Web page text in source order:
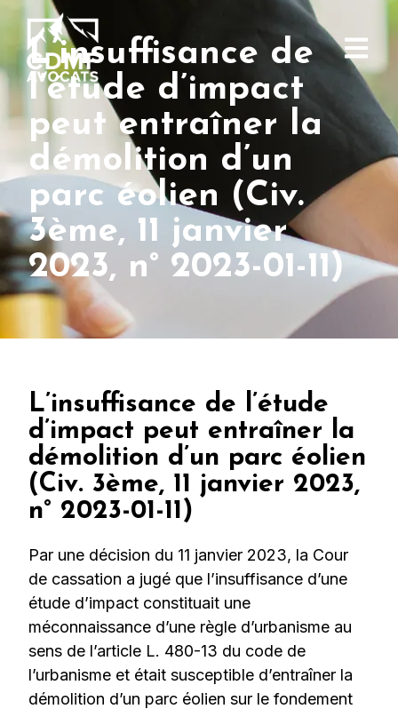
L’insuffisance de
l’étude d’impact
peut entraîner la
démolition d’un
parc éolien (Civ.
3ème, 11 janvier
2023, n° 2023-01-11)
L’insuffisance de l’étude
d’impact peut entraîner la
démolition d’un parc éolien
(Civ. 3ème, 11 janvier 2023,
n° 2023-01-11)
Par une décision du 11 janvier 2023, la Cour
de cassation a jugé que l’insuffisance d’une
étude d’impact constituait une
méconnaissance d’une règle d’urbanisme au
sens de l’article L. 480-13 du code de
l’urbanisme et était susceptible d’entraîner la
démolition d’un parc éolien sur le fondement